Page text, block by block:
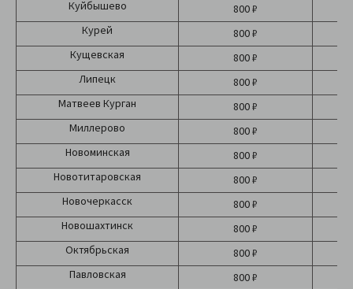
Куйбышево
800 ₽
Курей
800 ₽
Кущевская
800 ₽
Липецк
800 ₽
Матвеев Курган
800 ₽
Миллерово
800 ₽
Новоминская
800 ₽
Новотитаровская
800 ₽
Новочеркасск
800 ₽
Новошахтинск
800 ₽
Октябрьская
800 ₽
Павловская
800 ₽